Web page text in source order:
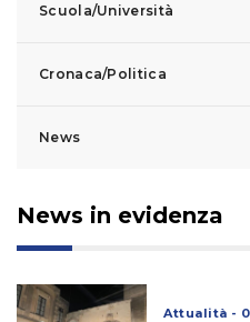
Scuola/Università
Cronaca/Politica
News
News in evidenza
Attualità -